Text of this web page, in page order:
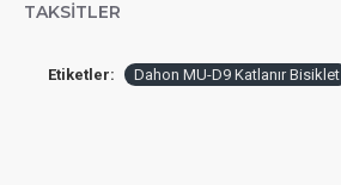
TAKSITLER
Etiketler: Dahon MU-D9 Katlanır Bisiklet